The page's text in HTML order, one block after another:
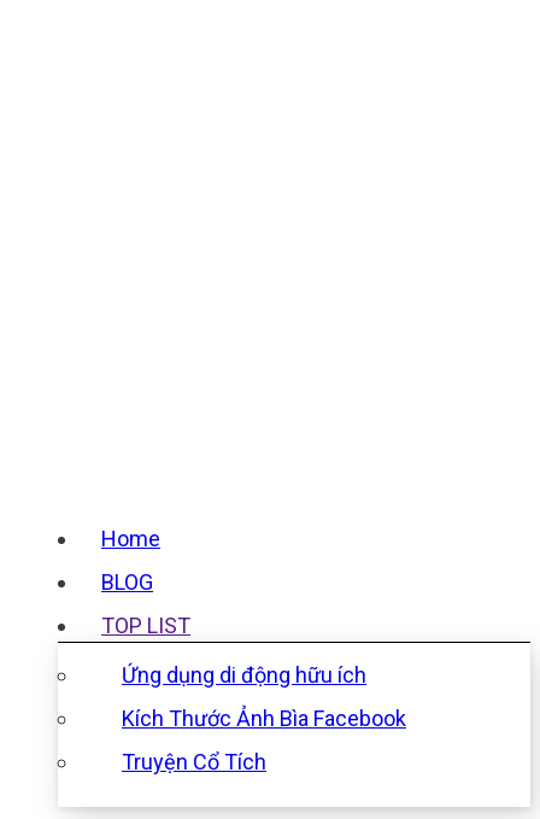
Home
BLOG
TOP LIST
Ứng dụng di động hữu ích
Kích Thước Ảnh Bìa Facebook
Truyện Cổ Tích